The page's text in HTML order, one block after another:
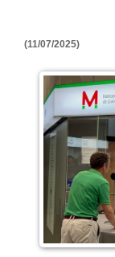
(11/07/2025)